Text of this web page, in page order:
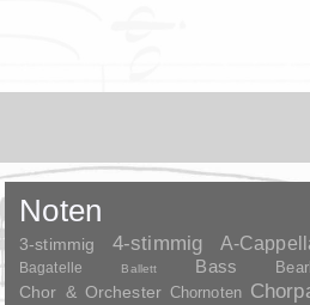
Noten
3-stimmig 4-stimmig A-
Bagatelle Ballett Bass
Chor & Orchester Chornoten